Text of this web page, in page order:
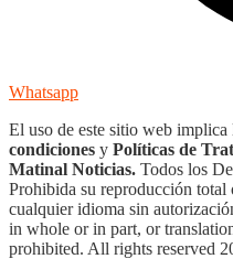
Whatsapp
El uso de este sitio web
condiciones y Políticas de
Matinal Noticias. Todos los
Prohibida su reproducción total
cualquier idioma sin
in whole or in part, or
prohibited. All rights reserved